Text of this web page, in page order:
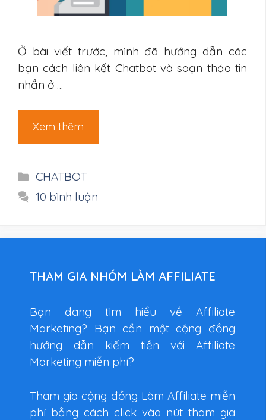
Ở bài viết trước, mình đã hướng dẫn các
bạn cách liên kết Chatbot và soạn thảo tin
nhắn ở …
Xem thêm
Danh
mục
CHATBOT
10 bình luận
THAM GIA NHÓM LÀM AFFILIATE
Bạn đang tìm hiểu về Affiliate
Marketing? Bạn cần một cộng đồng
hướng dẫn kiếm tiền với Affiliate
Marketing miễn phí?
Tham gia cộng đồng Làm Affiliate miễn
phí bằng cách click vào nút tham gia